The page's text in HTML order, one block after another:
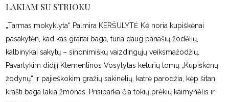
LAKIAM SU STRIOKU
„Tarmas mokyklyta“ Palmira KERŠULYTĖ Kė noria kupiškėnai
pasakytėn, kad kas graitai baga, turia daug panašių žodėlių,
kalbinykai sakytų – sinonimiškų vaizdingųjų veiksmažodžių.
Pavartykim didįjį Klementinos Vosylytas keturių tomų „Kupiškėnų
žodynų“ ir pajieškokim gražių sakinėlių, katrė parodžia, kėp šitan
krašti baga lakia žmonas. Prisiparka čia tokių prėkių kaimynėlis ir